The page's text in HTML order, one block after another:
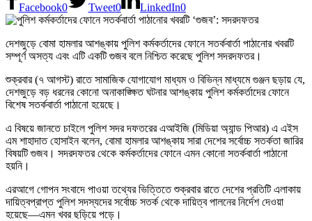
Facebook0 Tweet0 LinkedIn0
দেশজুড়ে বোমা হামলার আশঙ্কায় পুলিশ কর্মকর্তাদের ফোনে সতর্কবার্তা পাঠানোর খবরটি
সম্পূর্ণ অসত্য এবং এটি একটি গুজব বলে নিশ্চিত করেছে পুলিশ সদরদফতর।
শুক্রবার (৭ আগস্ট) রাতে সামাজিক যোগাযোগ মাধ্যম ও বিভিন্ন মাধ্যমে গুঞ্জন ছড়ায় যে,
দেশজুড়ে বড় ধরনের কোনো অনাকাঙ্ক্ষিত ঘটনার আশঙ্কায় পুলিশ কর্মকর্তাদের ফোনে
বিশেষ সতর্কবার্তা পাঠানো হয়েছে।
এ বিষয়ে জানতে চাইলে পুলিশ সদর দফতরের এআইজি (মিডিয়া অ্যান্ড পিআর) এ এইস
এম শাহাদাত হোসাইন বলেন, বোমা হামলার আশঙ্কায় সারা দেশের সর্বোচ্চ সতর্কতা জারির
বিষয়টি গুজব। সদরদফতর থেকে কর্মকর্তাদের ফোনে এমন কোনো সতর্কবার্তা পাঠানো
হয়নি।
এরআগে গোপন সংবাদে পাওয়া তথ্যের ভিত্তিতে শুক্রবার রাতে দেশের প্রতিটি এলাকায়
দায়িত্বপ্রাপ্ত পুলিশ সদস্যদের সর্বোচ্চ সতর্ক থেকে দায়িত্ব পালনের নির্দেশ দেওয়া
হয়েছে—এমন খবর ছড়িয়ে পড়ে।